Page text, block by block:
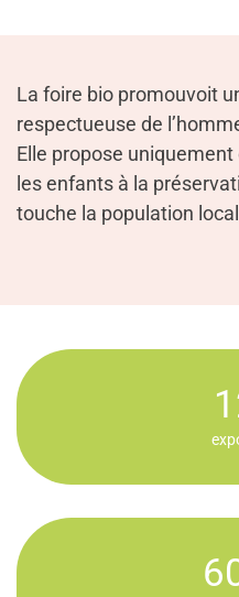
La foire bio promouvoit
respectueuse de
Elle propose
les enfants à la
touche la population